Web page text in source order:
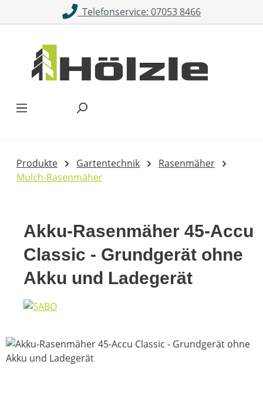
Zum Hauptinhalt springenTelefonservice: 07053 8466
Produkte Gartentechnik
Rasenmäher
Mulch-Rasenmäher
Akku-Rasenmäher 45-Accu
Classic - Grundgerät ohne
Akku und Ladegerät
Bildergalerie überspringen